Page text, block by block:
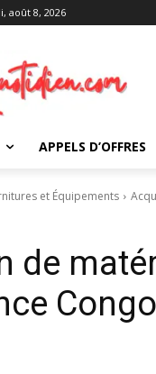
août 8, 2026
APPELS D’OFFRES
et Équipements
de